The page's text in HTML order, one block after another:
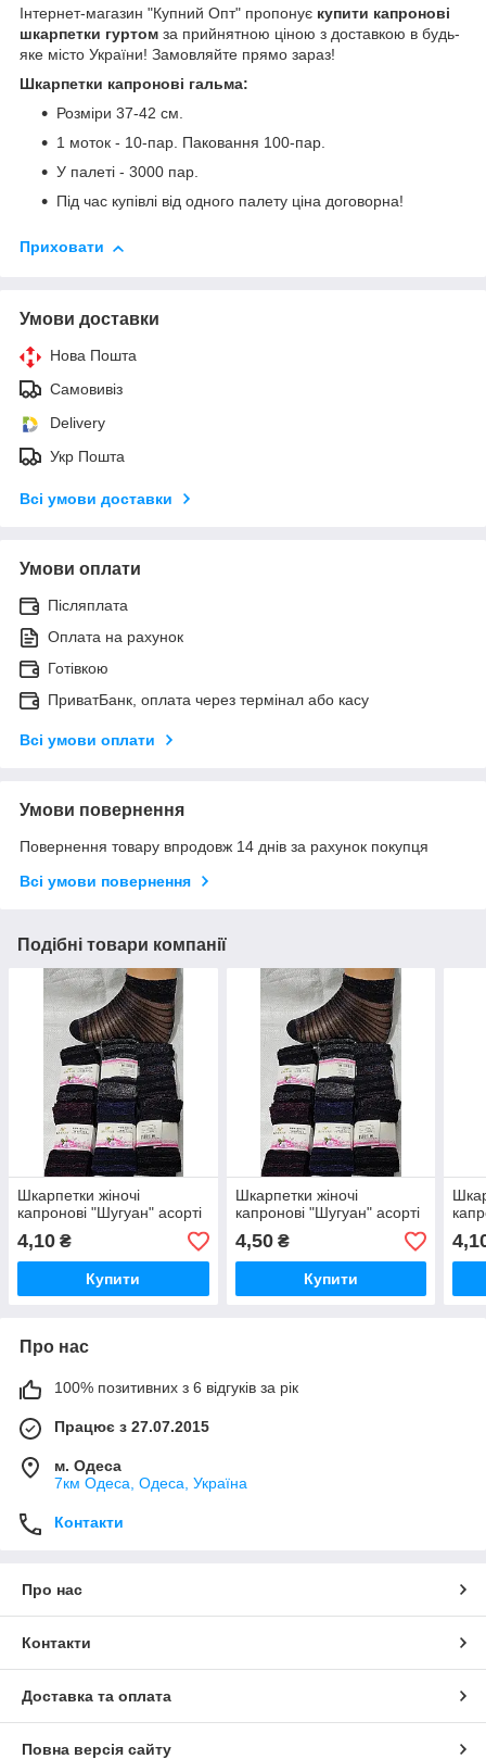
Інтернет-магазин "Купний Опт" пропонує купити капронові
шкарпетки гуртом за прийнятною ціною з доставкою в будь-
яке місто України! Замовляйте прямо зараз!
Шкарпетки капронові гальма:
Розміри 37-42 см.
1 моток - 10-пар. Паковання 100-пар.
У палеті - 3000 пар.
Під час купівлі від одного палету ціна договорна!
Приховати
Умови доставки
Нова Пошта
Самовивіз
Delivery
Укр Пошта
Всі умови доставки
Умови оплати
Післяплата
Оплата на рахунок
Готівкою
ПриватБанк, оплата через термінал або касу
Всі умови оплати
Умови повернення
Повернення товару впродовж 14 днів за рахунок покупця
Всі умови повернення
Подібні товари компанії
Шкарпетки жіночі
капронові "Шугуан" асорті
4,10 ₴
Купити
Шкарпетки жіночі
капронові "Шугуан" асорті
4,50₴
Купити
Про нас
100% позитивних з 6 відгуків за рік
Працює з 27.07.2015
м. Одеса
7км Одеса, Одеса, Україна
Контакти
Про нас
Контакти
Доставка та оплата
Повна версія сайту